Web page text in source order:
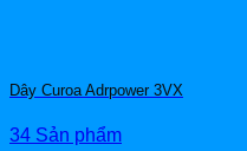
Dây Curoa Adrpower 3VX
34 Sản phẩm